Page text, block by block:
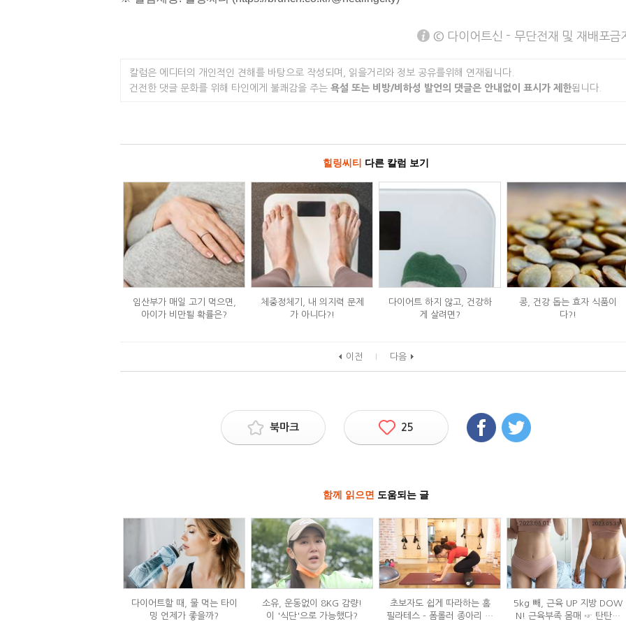
© 다이어트신 - 무단전재 및 재배포금
칼럼은 에디터의 개인적인 견해를 바탕으로 작성되며, 읽을거리와 정보 공유를위해 연재됩니다.
건전한 댓글 문화를 위해 타인에게 불쾌감을 주는 욕설 또는 비방/비하성 발언의 댓글은 안내없이 표시가 제한됩니다.
힐링씨티 다른 칼럼 보기
임산부가 매일 고기 먹으면,
아이가 비만될 확률은?
체중정체기, 내 의지력 문제
가 아니다?!
다이어트 하지 않고, 건강하
게 살려면?
콩, 건강 돕는 효자 식품이
다?!
이전 다음
북마크 25
함께 읽으면 도움되는 글
다이어트할 때, 물 먹는 타이
밍 언제가 좋을까?
소유, 운동없이 8KG 감량!
이 '식단'으로 가능했다?
초보자도 쉽게 따라하는 홈
필라테스 - 폼롤러 종아리 알
5kg 빼, 근육 UP 지방 DOW
N! 근육부족 몸매 ☞ 탄탄몸